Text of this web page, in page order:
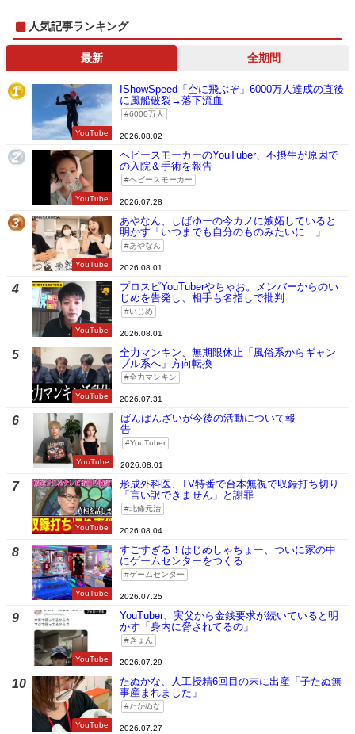
人気記事ランキング
最新 全期間
1
YouTube
IShowSpeed「空に飛ぶぞ」6000万人達成の直後
に風船破裂→落下流血
6000万人
2026.08.02
2
YouTube
ヘビースモーカーのYouTuber、不摂生が原因で
の入院＆手術を報告
ヘビースモーカー
2026.07.28
3
YouTube
あやなん、しばゆーの今カノに嫉妬していると
明かす「いつまでも自分のものみたいに…」
あやなん
2026.08.01
4
YouTube
プロスピYouTuberやちゃお。メンバーからのい
じめを告発し、相手も名指しで批判
いじめ
2026.08.01
5
YouTube
全力マンキン、無期限休止「風俗系からギャン
ブル系へ」方向転換
全力マンキン
2026.07.31
6
YouTube
ばんばんざいが今後の活動について報
告
YouTuber
2026.08.01
7
YouTube
形成外科医、TV特番で台本無視で収録打ち切り
「言い訳できません」と謝罪
北條元治
2026.08.04
8
YouTube
すごすぎる！はじめしゃちょー、ついに家の中
にゲームセンターをつくる
ゲームセンター
2026.07.25
9
YouTube
YouTuber、実父から金銭要求が続いていると明
かす「身内に脅されてるの」
きょん
2026.07.29
10
YouTube
たぬかな、人工授精6回目の末に出産「子たぬ無
事産まれました」
たかぬな
2026.07.27